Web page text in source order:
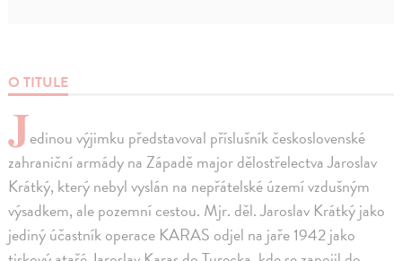
O TITULE
Jedinou výjimku představoval příslušník československé
zahraniční armády na Západě major dělostřelectva Jaroslav
Krátký, který nebyl vyslán na nepřátelské území vzdušným
výsadkem, ale pozemní cestou. Mjr. děl. Jaroslav Krátký jako
jediný účastník operace KARAS odjel na jaře 1942 jako